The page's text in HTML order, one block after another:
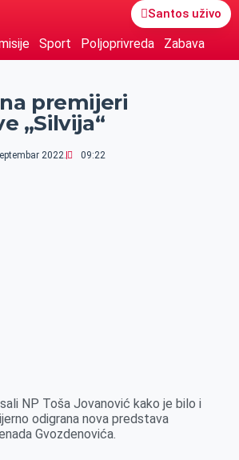
Santos uživo
Sport Poljoprivreda Zabava
premijeri
„Silvija“
2022. 09:22
NP Toša Jovanović kako je bilo i
odigrana nova predstava
Gvozdenovića.